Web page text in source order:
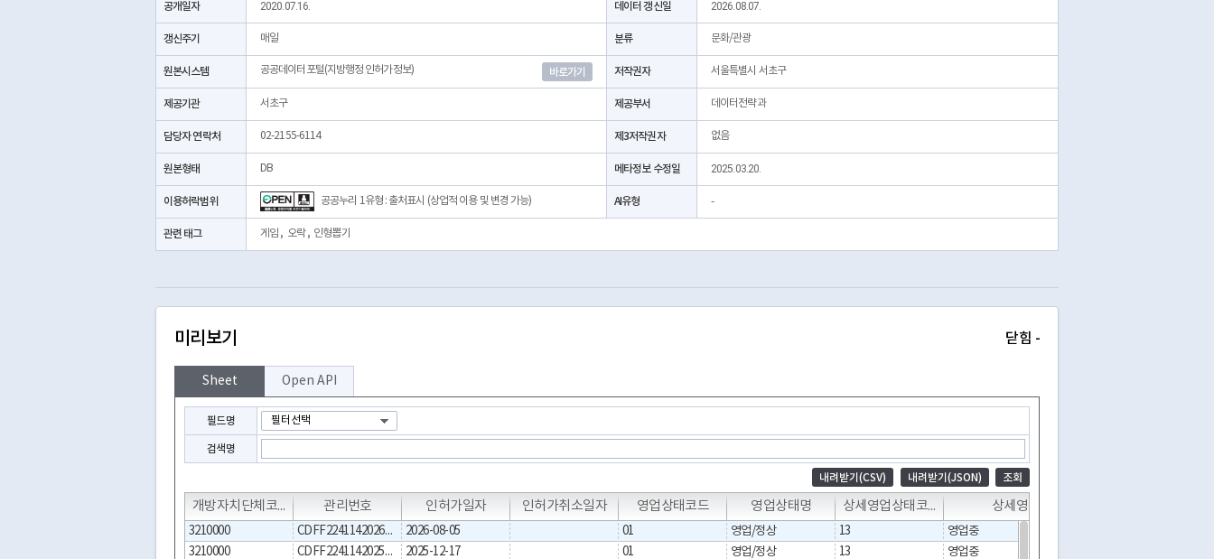
공개일자 2020.07.16. 데이터 갱신일 2026.08.07.
갱신주기 매일 분류 문화/관광
원본시스템 공공데이터포털(지방행정 인허가정보) 바로가기 저작권자 서울특별시 서초구
제공기관 서초구 제공부서 데이터전략과
담당자 연락처 02-2155-6114 제3저작권자 없음
원본형태 DB 메타정보 수정일 2025.03.20.
이용허락범위 공공누리 1유형 : 출처표시 (상업적 이용 및 변경 가능) AI유형 -
관련 태그 게임 , 오락, 인형뽑기
미리보기 닫힘 -
Sheet Open API
필드명
검색명
내려받기(CSV) 내려받기(JSON) 조회
개방자치단체코드 관리번호 인허가일자 인허가취소일자 영업상태코드 영업상태명 상세영업상태코드 상세영업상태명
T T T
3210000 CDFF2241142026000002 2026-08-05 01 영업/정상 13
영업중
3210000
CDFF2241142025000006 2025-12-17 01 영업/정상 13
영업중